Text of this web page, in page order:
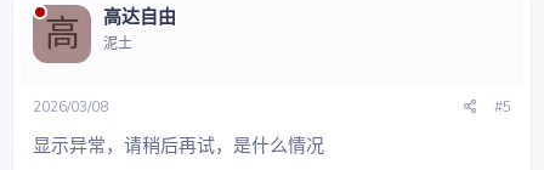
高 高达自由
泥土
2026/03/08 #5
显示异常，请稍后再试，是什么情况